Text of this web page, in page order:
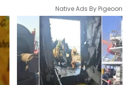
Native Ads By Pigeoon